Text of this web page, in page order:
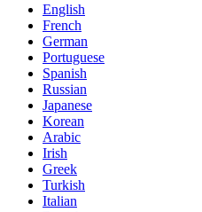
English
French
German
Portuguese
Spanish
Russian
Japanese
Korean
Arabic
Irish
Greek
Turkish
Italian